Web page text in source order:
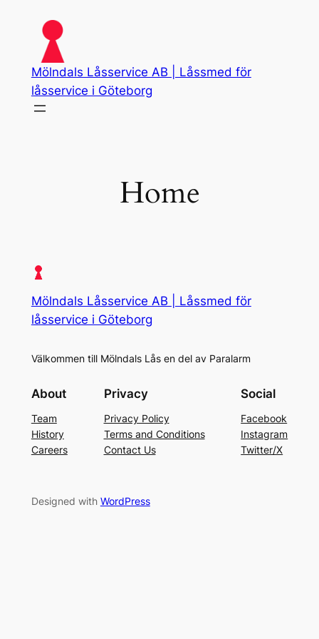
content
Mölndals Låsservice AB | Låssmed för
låsservice i Göteborg
Home
Mölndals Låsservice AB | Låssmed för
låsservice i Göteborg
Välkommen till Mölndals Lås en del av Paralarm
About
Team
History
Careers
Privacy
Privacy Policy
Terms and Conditions
Contact Us
Social
Facebook
Instagram
Twitter/X
Designed with WordPress